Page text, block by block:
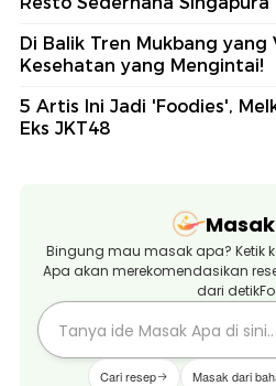
Di Balik Tren Mukbang
Kesehatan yang Mengintai!
5 Artis Ini Jadi 'Foodies',
Eks JKT48
Bingung mau masak apa? Ketik
Apa akan merekomendasikan
dari
Cari resep Masak dari